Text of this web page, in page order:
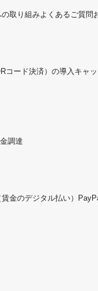
の取り組みよくあるご質問
コード決済）の導入キャ
調達
金のデジタル払い）